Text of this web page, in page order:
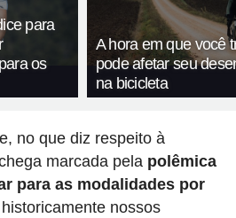
para
os
A hora em que você
pode afetar seu
na bicicleta
no que diz respeito à
marcada pela polêmica
para as modalidades por
nossos